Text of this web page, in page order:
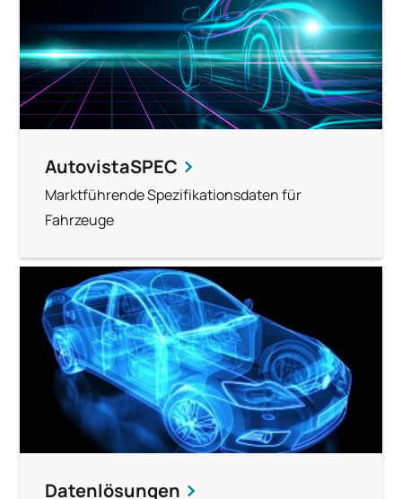
AutovistaSPEC
Marktführende Spezifikationsdaten für
Fahrzeuge
Datenlösungen